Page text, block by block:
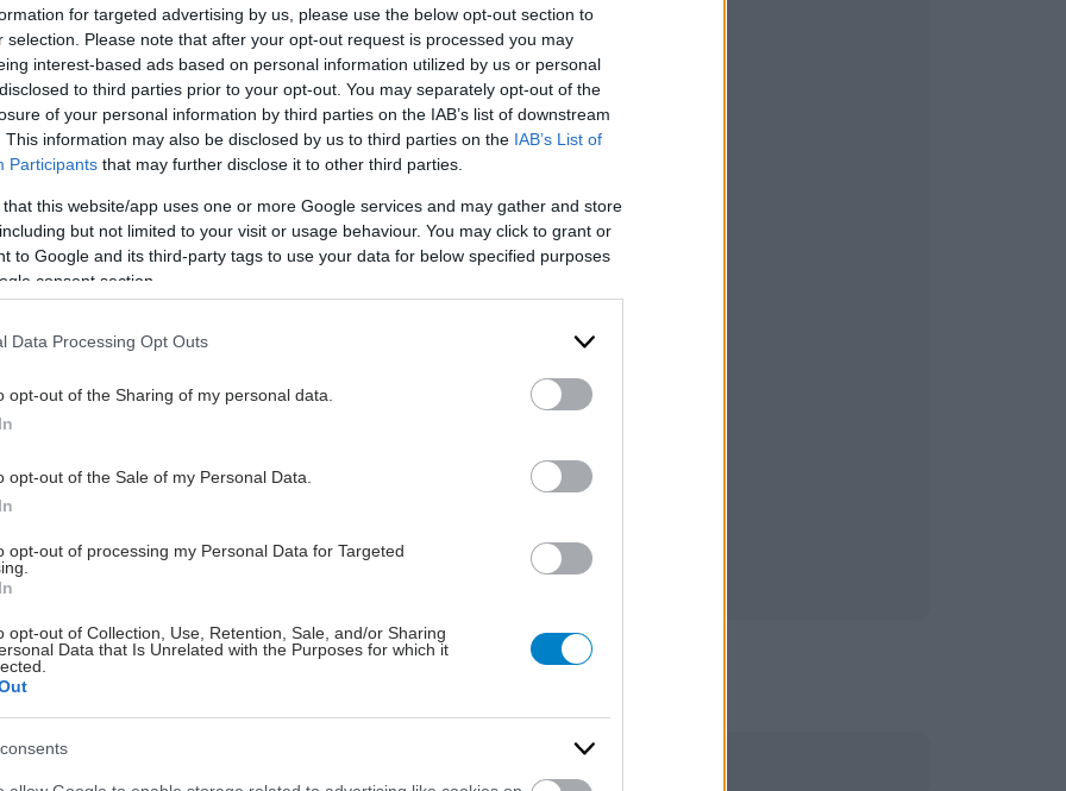
for targeted advertising by us, please use the below opt-out section to
selection. Please note that after your opt-out request is processed you may
interest-based ads based on personal information utilized by us or personal
to third parties prior to your opt-out. You may separately opt-out of the
of your personal information by third parties on the IAB’s list of downstream
This information may also be disclosed by us to third parties on the IAB’s List of
Participants that may further disclose it to other third parties.
that this website/app uses one or more Google services and may gather and store
but not limited to your visit or usage behaviour. You may click to grant or
to Google and its third-party tags to use your data for below specified purposes
consent section.
Data Processing Opt Outs
opt-out of the Sharing of my personal data.
opt-out of the Sale of my Personal Data.
opt-out of processing my Personal Data for Targeted
opt-out of Collection, Use, Retention, Sale, and/or Sharing
Data that Is Unrelated with the Purposes for which it